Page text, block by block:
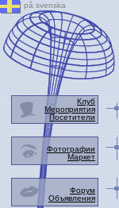
på svenska
Клуб
Мероприятия
Посетители
Фотографии
Маркет
Форум
Объявления